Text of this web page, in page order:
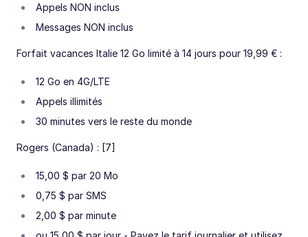
Appels NON inclus
Messages NON inclus
Forfait vacances Italie 12 Go limité à 14 jours pour 19,99 € :
12 Go en 4G/LTE
Appels illimités
30 minutes vers le reste du monde
Rogers (Canada) : [7]
15,00 $ par 20 Mo
0,75 $ par SMS
2,00 $ par minute